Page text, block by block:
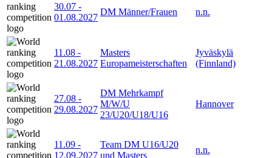
30.07 -
01.08.2027
DM Männer/Frauen n.n.
11.08 -
21.08.2027
Masters
Europameisterschaften
Jyväskylä
(Finnland)
27.08 -
29.08.2027
DM Mehrkampf
M/W/U
23/U20/U18/U16
Hannover
11.09 -
12.09.2027
Team DM U16/U20
und Masters
n.n.